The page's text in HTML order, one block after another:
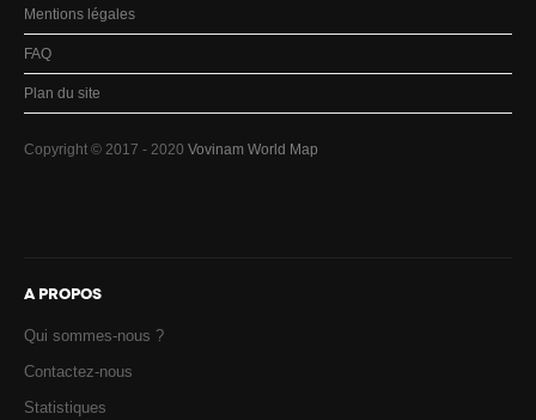
Mentions légales
FAQ
Plan du site
Copyright © 2017 - 2020 Vovinam World Map
A PROPOS
Qui sommes-nous ?
Contactez-nous
Statistiques